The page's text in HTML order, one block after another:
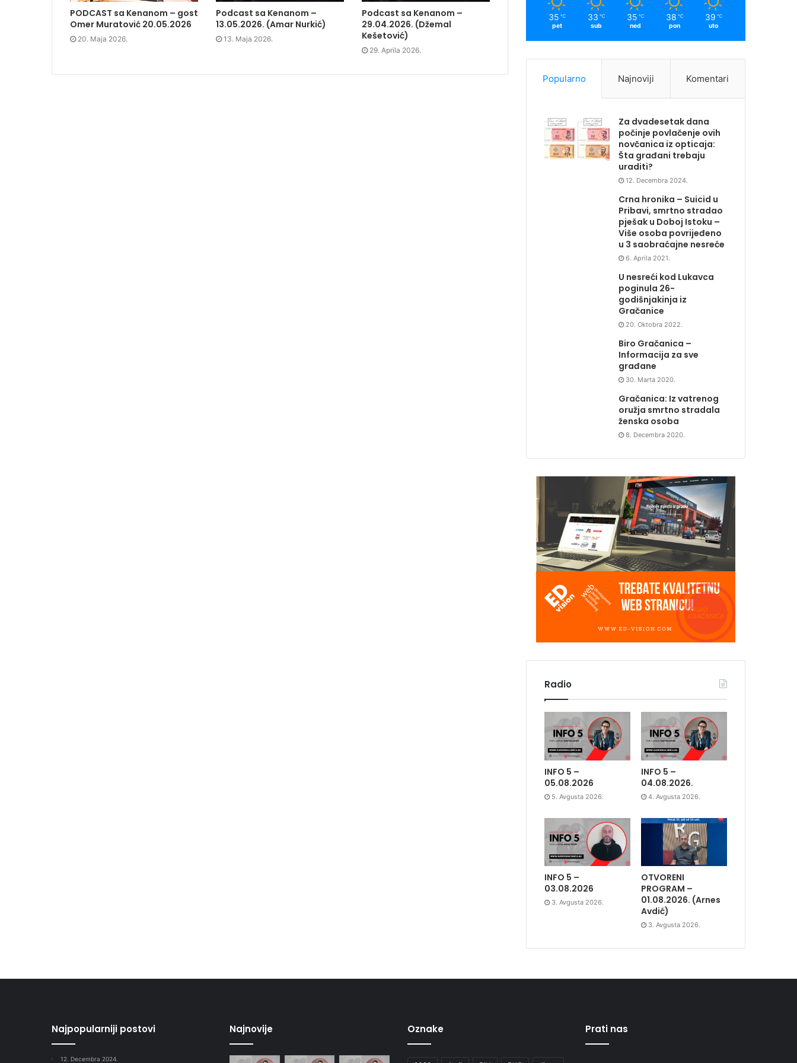
i
n
n
e
w
o
n
n
e
w
w
w
i
n
n
o
w
)
PODCAST sa Kenanom – gost
Omer Muratović 20.05.2026
20. Maja 2026.
Podcast sa Kenanom –
13.05.2026. (Amar Nurkić)
13. Maja 2026.
Podcast sa Kenanom –
29.04.2026. (Džemal
Kešetović)
29. Aprila 2026.
35 ℃
pet
33 ℃
sub
35 ℃
ned
38 ℃
pon
39 ℃
uto
Popularno Najnoviji Komentari
Za dvadesetak dana
počinje povlačenje ovih
novčanica iz opticaja:
Šta građani trebaju
uraditi?
12. Decembra 2024.
Crna hronika – Suicid u
Pribavi, smrtno stradao
pješak u Doboj Istoku –
Više osoba povrijeđeno
u 3 saobraćajne nesreće
6. Aprila 2021.
U nesreći kod Lukavca
poginula 26-
godišnjakinja iz
Gračanice
20. Oktobra 2022.
Biro Gračanica –
Informacija za sve
građane
30. Marta 2020.
Gračanica: Iz vatrenog
oružja smrtno stradala
ženska osoba
8. Decembra 2020.
Radio
INFO 5 –
05.08.2026
5. Avgusta 2026.
INFO 5 –
04.08.2026.
4. Avgusta 2026.
INFO 5 –
03.08.2026
3. Avgusta 2026.
OTVORENI
PROGRAM –
01.08.2026. (Arnes
Avdić)
3. Avgusta 2026.
Najpopularniji postovi
12. Decembra 2024.
Najnovije Oznake Prati nas